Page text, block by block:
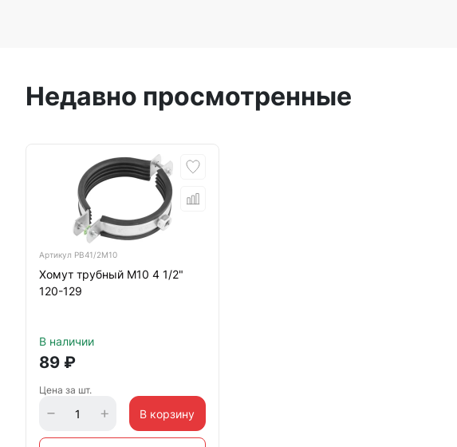
Недавно просмотренные
Артикул РВ41/2М10
Хомут трубный М10 4 1/2"
120-129
В наличии
89 ₽
Цена за шт.
В корзину